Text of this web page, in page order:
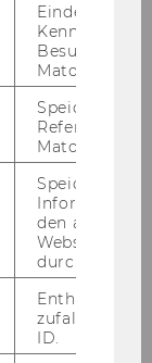
Eindeutige
Besuchers
Matomo.
Speicherung
Referrers
Matomo.
Speicherung
den aktuellen
durch
Enthält eine
ID.